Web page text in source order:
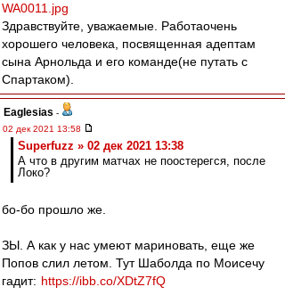
WA0011.jpg
Здравствуйте, уважаемые. Работаочень
хорошего человека, посвященная адептам
сына Арнольда и его команде(не путать с
Спартаком).
Eaglesias -
02 дек 2021 13:58
Superfuzz » 02 дек 2021 13:38
А что в другим матчах не поостерегся, после
Локо?
бо-бо прошло же.
ЗЫ. А как у нас умеют мариновать, еще же
Попов слил летом. Тут Шаболда по Моисечу
гадит: https://ibb.co/XDtZ7fQ